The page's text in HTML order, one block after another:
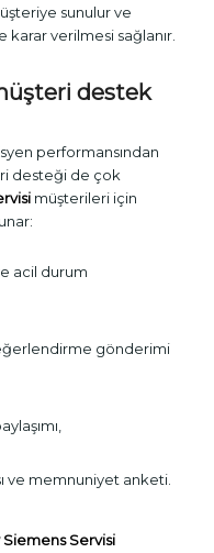
sunulur ve
karar verilmesi sağlanır.
destek
performansından
desteği de çok
müşterileri için
acil durum
gönderimi
ve memnuniyet anketi.
Servisi